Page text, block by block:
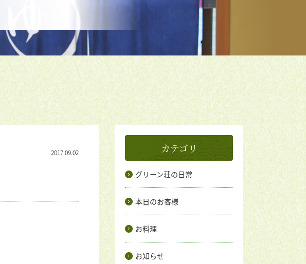
2017.09.02 カテゴリ
グリーン荘の日常
本日のお客様
お料理
お知らせ